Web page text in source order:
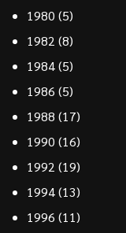
1980 (5)
1982 (8)
1984(5)
1986 (5)
1988 (17)
1990 (16)
1992 (19)
1994(13)
1996 (11)